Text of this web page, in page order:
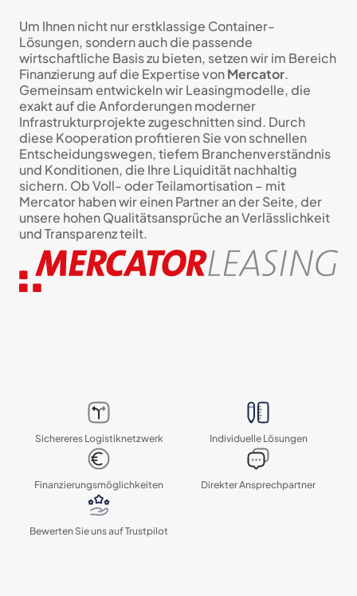
Um Ihnen nicht nur erstklassige Container-
Lösungen, sondern auch die passende
wirtschaftliche Basis zu bieten, setzen wir im Bereich
Finanzierung auf die Expertise vonMercator.
Gemeinsam entwickeln wir Leasingmodelle, die
exakt auf die Anforderungen moderner
Infrastrukturprojekte zugeschnitten sind. Durch
diese Kooperation profitieren Sie von schnellen
Entscheidungswegen, tiefem Branchenverständnis
und Konditionen, die Ihre Liquidität nachhaltig
sichern. Ob Voll- oder Teilamortisation – mit
Mercator haben wir einen Partner an der Seite, der
unsere hohen Qualitätsansprüche an Verlässlichkeit
und Transparenz teilt.
Sichereres Logistik­netzwerk Individuelle Lösungen
Finanzierungs­möglichkeiten Direkter Ansprechpartner
Bewerten Sie uns auf Trustpilot